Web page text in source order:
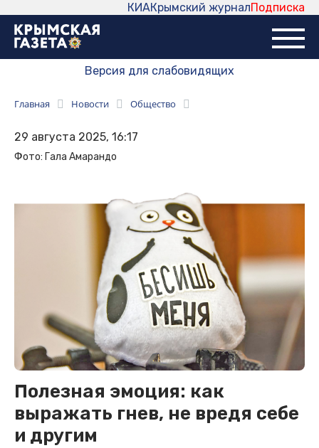
Подписка
Крымский журнал
КИА
Версия для слабовидящих
Главная Новости Общество
29 августа 2025, 16:17
Фото: Гала Амарандо
Полезная эмоция: как
выражать гнев, не вредя себе
и другим